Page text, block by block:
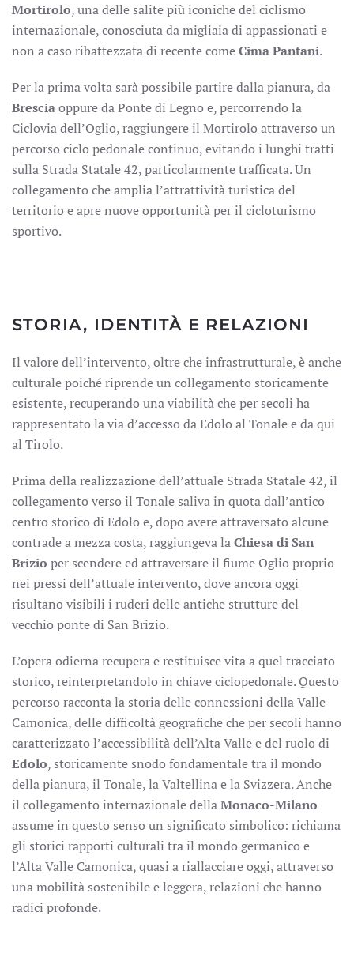
Mortirolo, una delle salite più iconiche del ciclismo
internazionale, conosciuta da migliaia di appassionati e
non a caso ribattezzata di recente comeCima Pantani.
Per la prima volta sarà possibile partire dalla pianura, da
Bresciaoppure da Ponte di Legno e, percorrendo la
Ciclovia dell’Oglio, raggiungere il Mortirolo attraverso un
percorso ciclo pedonale continuo, evitando i lunghi tratti
sulla Strada Statale 42, particolarmente trafficata. Un
collegamento che amplia l’attrattività turistica del
territorio e apre nuove opportunità per il cicloturismo
sportivo.
STORIA, IDENTITÀ E RELAZIONI
Il valore dell’intervento, oltre che infrastrutturale, è anche
culturale poiché riprende un collegamento storicamente
esistente, recuperando una viabilità che per secoli ha
rappresentato la via d’accesso da Edolo al Tonale e da qui
al Tirolo.
Prima della realizzazione dell’attuale Strada Statale 42, il
collegamento verso il Tonale saliva in quota dall’antico
centro storico di Edolo e, dopo avere attraversato alcune
contrade a mezza costa, raggiungeva laChiesa di San
Brizio per scendere ed attraversare il fiume Oglio proprio
nei pressi dell’attuale intervento, dove ancora oggi
risultano visibili i ruderi delle antiche strutture del
vecchio ponte di San Brizio.
L’opera odierna recupera e restituisce vita a quel tracciato
storico, reinterpretandolo in chiave ciclopedonale. Questo
percorso racconta la storia delle connessioni della Valle
Camonica, delle difficoltà geografiche che per secoli hanno
caratterizzato l’accessibilità dell’Alta Valle e del ruolo di
Edolo, storicamente snodo fondamentale tra il mondo
della pianura, il Tonale, la Valtellina e la Svizzera. Anche
il collegamento internazionale dellaMonaco-Milano
assume in questo senso un significato simbolico: richiama
gli storici rapporti culturali tra il mondo germanico e
l’Alta Valle Camonica, quasi a riallacciare oggi, attraverso
una mobilità sostenibile e leggera, relazioni che hanno
radici profonde.